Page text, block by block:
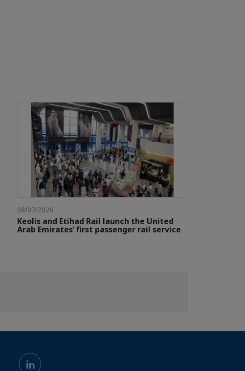
08/07/2026
Keolis and Etihad Rail launch the United
Arab Emirates’ first passenger rail service